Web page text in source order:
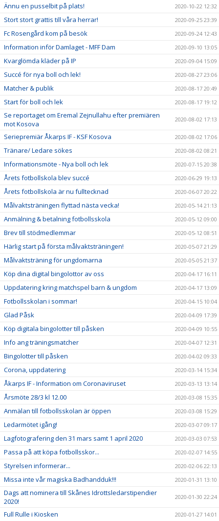
Ännu en pusselbit på plats! 2020-10-22 12:32
Stort stort grattis till våra herrar! 2020-09-25 23:39
Fc Rosengård kom på besök 2020-09-24 12:43
Information inför Damlaget - MFF Dam 2020-09-10 13:05
Kvarglömda kläder på IP 2020-09-04 15:09
Succé för nya boll och lek! 2020-08-27 23:06
Matcher & publik 2020-08-17 20:49
Start för boll och lek 2020-08-17 19:12
Se reportaget om Eremal Zejnullahu efter premiären
mot Kosova
2020-08-02 17:13
Seriepremiär Åkarps IF - KSF Kosova 2020-08-02 17:06
Tränare/ Ledare sökes 2020-08-02 08:21
Informationsmöte - Nya boll och lek 2020-07-15 20:38
Årets fotbollskola blev succé 2020-06-29 19:13
Årets fotbollskola är nu fulltecknad 2020-06-07 20:22
Målvaktsträningen flyttad nästa vecka! 2020-05-14 21:13
Anmälning & betalning fotbollsskola 2020-05-12 09:00
Brev till stödmedlemmar 2020-05-12 08:51
Härlig start på första målvaktsträningen! 2020-05-07 21:29
Målvaktsträning för ungdomarna 2020-05-05 21:37
Köp dina digital bingolottor av oss 2020-04-17 16:11
Uppdatering kring matchspel barn & ungdom 2020-04-17 13:09
Fotbollsskolan i sommar! 2020-04-15 10:04
Glad Påsk 2020-04-09 17:39
Köp digitala bingolotter till påsken 2020-04-09 10:55
Info ang träningsmatcher 2020-04-07 12:31
Bingolotter till påsken 2020-04-02 09:33
Corona, uppdatering 2020-03-14 15:34
Åkarps IF - Information om Coronaviruset 2020-03-13 13:14
Årsmöte 28/3 kl 12.00 2020-03-08 15:35
Anmälan till fotbollsskolan är öppen 2020-03-08 15:29
Ledarmötet igång! 2020-03-07 09:17
Lagfotografering den 31 mars samt 1 april 2020 2020-03-03 07:53
Passa på att köpa fotbollsskor... 2020-02-07 14:55
Styrelsen informerar... 2020-02-06 22:13
Missa inte vår magiska Badhandduk!!! 2020-01-31 13:10
Dags att nominera till Skånes Idrottsledarstipendier
2020!
2020-01-30 22:24
Full Rulle i Kiosken 2020-01-27 14:01